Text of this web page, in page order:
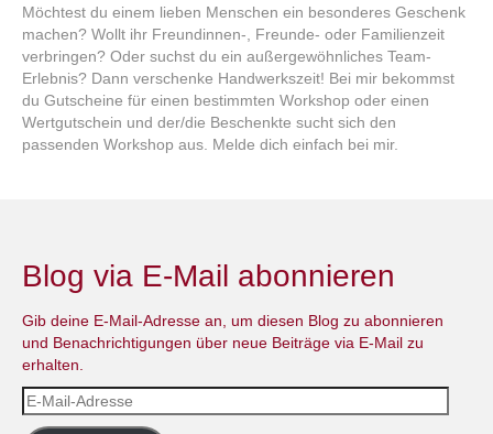
Möchtest du einem lieben Menschen ein besonderes Geschenk
machen? Wollt ihr Freundinnen-, Freunde- oder Familienzeit
verbringen? Oder suchst du ein außergewöhnliches Team-
Erlebnis? Dann verschenke Handwerkszeit! Bei mir bekommst
du Gutscheine für einen bestimmten Workshop oder einen
Wertgutschein und der/die Beschenkte sucht sich den
passenden Workshop aus. Melde dich einfach bei mir.
Blog via E-Mail abonnieren
Gib deine E-Mail-Adresse an, um diesen Blog zu abonnieren
und Benachrichtigungen über neue Beiträge via E-Mail zu
erhalten.
E-
Mail-